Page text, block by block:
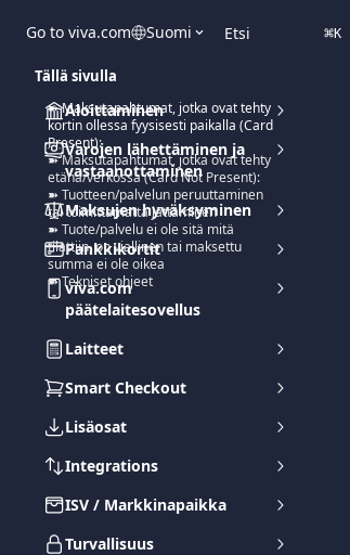
Go to viva.com Suomi Etsi ⌘K
Aloittaminen
Varojen lähettäminen ja
vastaanottaminen
Maksujen hyväksyminen
Pankkikortit
viva.com
päätelaitesovellus
Laitteet
Smart Checkout
Lisäosat
Integrations
ISV / Markkinapaikka
Turvallisuus
Tällä sivulla
➽ Maksutapahtumat, jotka ovat tehty
kortin ollessa fyysisesti paikalla (Card
Present):
➽ Maksutapahtumat, jotka ovat tehty
etänä/verkossa (Card Not Present):
➽ Tuotteen/palvelun peruuttaminen
tai toimittamatta jättäminen
➽ Tuote/palvelu ei ole sitä mitä
tilattiin, on viallinen tai maksettu
summa ei ole oikea
➽ Tekniset ohjeet